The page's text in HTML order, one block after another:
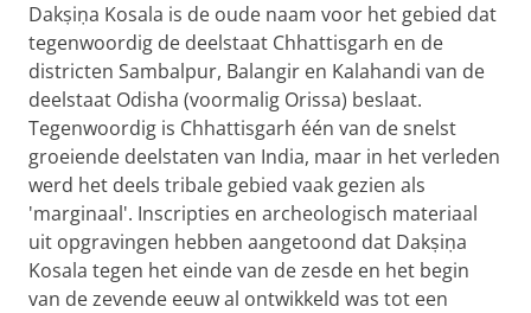
Dakṣiṇa Kosala is de oude naam voor het gebied dat
tegenwoordig de deelstaat Chhattisgarh en de
districten Sambalpur, Balangir en Kalahandi van de
deelstaat Odisha (voormalig Orissa) beslaat.
Tegenwoordig is Chhattisgarh één van de snelst
groeiende deelstaten van India, maar in het verleden
werd het deels tribale gebied vaak gezien als
'marginaal'. Inscripties en archeologisch materiaal
uit opgravingen hebben aangetoond dat Dakṣiṇa
Kosala tegen het einde van de zesde en het begin
van de zevende eeuw al ontwikkeld was tot een